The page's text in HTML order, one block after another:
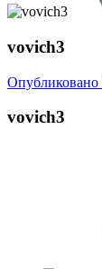
vovich3
Опубликовано
vovich3